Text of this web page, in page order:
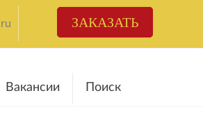
ЗАКАЗАТЬ
Вакансии Поиск